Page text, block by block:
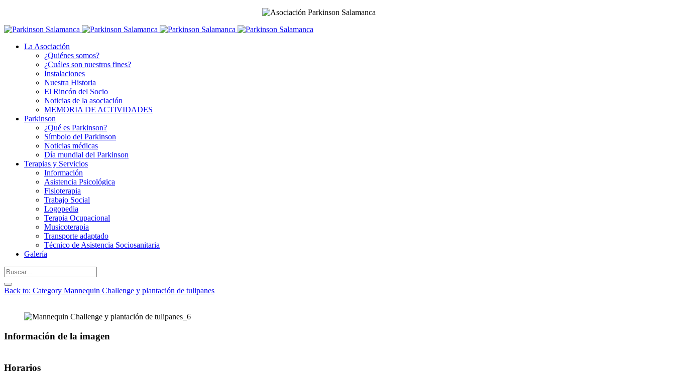
La Asociación
¿Quiénes somos?
¿Cuáles son nuestros fines?
Instalaciones
Nuestra Historia
El Rincón del Socio
Noticias de la asociación
MEMORIA DE ACTIVIDADES
Parkinson
¿Qué es Parkinson?
Símbolo del Parkinson
Noticias médicas
Día mundial del Parkinson
Terapias y Servicios
Información
Asistencia Psicológica
Fisioterapia
Trabajo Social
Logopedia
Terapia Ocupacional
Musicoterapia
Transporte adaptado
Técnico de Asistencia Sociosanitaria
Galería
Back to: Category Mannequin Challenge y plantación de tulipanes
Información de la imagen
Horarios